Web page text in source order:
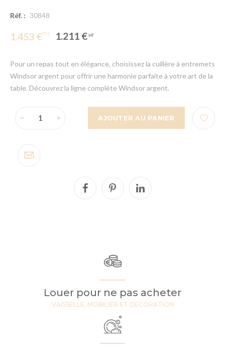
Réf. : 30848
1.453 € 1.211 €
Pour un repas tout en élégance, choisissez la cuillère à entremets
Windsor argent pour offrir une harmonie parfaite à votre art de la
table. Découvrez la ligne complète Windsor argent.
AJOUTER AU PANIER
Louer pour ne pas acheter
VAISSELLE, MOBILIER ET DECORATION